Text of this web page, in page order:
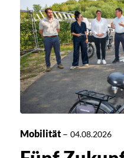
Mobilität– 04.08.2026